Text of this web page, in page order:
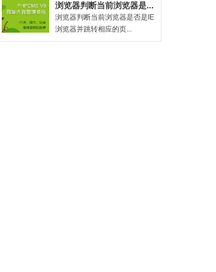
浏览器判断当前浏览器是...
浏览器判断当前浏览器是否是IE
浏览器并跳转相应的页...